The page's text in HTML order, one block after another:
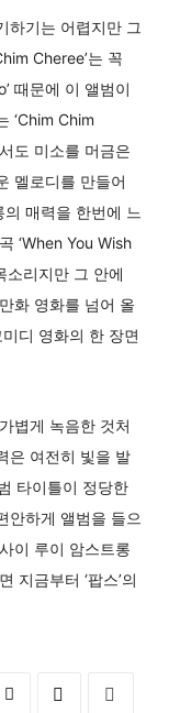
하기는 어렵지만 그
Cheree’는 꼭
때문에 이 앨범이
‘Chim Chim
도 미소를 머금은
멜로디를 만들어
매력을 한번에 느
‘When You Wish
소리지만 그 안에
화 영화를 넘어 올
디 영화의 한 장면
볍게 녹음한 것처
은 여전히 빛을 발
타이틀이 정당한
안하게 앨범을 들으
이 루이 암스트롱
지금부터 ‘팝스’의